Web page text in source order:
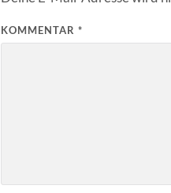
KOMMENTAR *